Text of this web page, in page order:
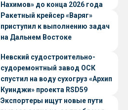
Нахимов» до конца 2026 года
Ракетный крейсер «Варяг»
приступил к выполнению задач
на Дальнем Востоке
Невский судостроительно-
судоремонтный завод ОСК
спустил на воду сухогруз «Архип
Куинджи» проекта RSD59
Экспортеры ищут новые пути